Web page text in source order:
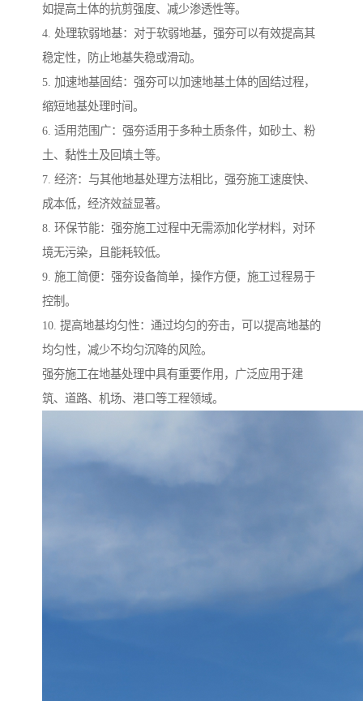
如提高土体的抗剪强度、减少渗透性等。
4. 处理软弱地基：对于软弱地基，强夯可以有效提高其
稳定性，防止地基失稳或滑动。
5. 加速地基固结：强夯可以加速地基土体的固结过程，
缩短地基处理时间。
6. 适用范围广：强夯适用于多种土质条件，如砂土、粉
土、黏性土及回填土等。
7. 经济：与其他地基处理方法相比，强夯施工速度快、
成本低，经济效益显著。
8. 环保节能：强夯施工过程中无需添加化学材料，对环
境无污染，且能耗较低。
9. 施工简便：强夯设备简单，操作方便，施工过程易于
控制。
10. 提高地基均匀性：通过均匀的夯击，可以提高地基的
均匀性，减少不均匀沉降的风险。
强夯施工在地基处理中具有重要作用，广泛应用于建
筑、道路、机场、港口等工程领域。